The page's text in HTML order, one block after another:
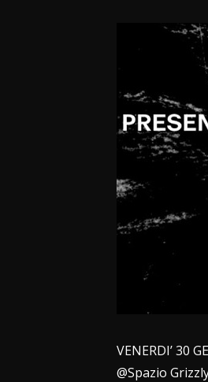
VENERDI’ 30
@Spazio